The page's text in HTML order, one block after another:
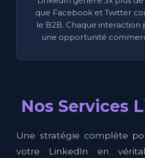
que Facebook et Twitter
le B2B. Chaque interaction
une opportunité
Nos Services
Une stratégie complète
votre LinkedIn en